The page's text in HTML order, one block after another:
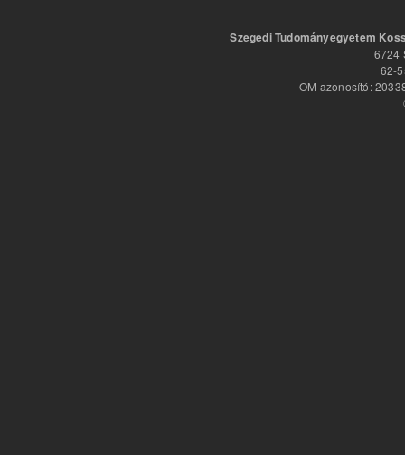
Szegedi Tudományegyetem
6724
62-
OM azonosító: